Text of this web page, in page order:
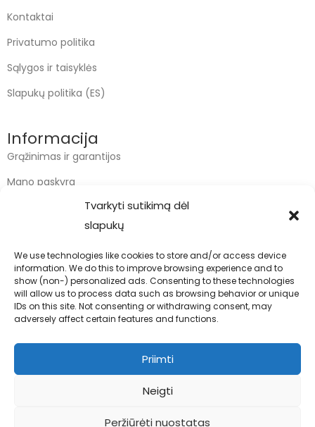
Tvarkyti sutikimą dėl
slapukų
We use technologies like cookies to store and/or access device
information. We do this to improve browsing experience and to
show (non-) personalized ads. Consenting to these technologies
will allow us to process data such as browsing behavior or unique
IDs on this site. Not consenting or withdrawing consent, may
adversely affect certain features and functions.
Priimti
Neigti
Peržiūrėti nuostatas
Kontaktai
Privatumo politika
Sąlygos ir taisyklės
Slapukų politika (ES)
Informacija
Grąžinimas ir garantijos
Mano paskyra
Kontaktai
info@bodyfoodas.lt
+370 600 77017
Visos teisės saugomos © Bodyfoodas.lt 2026